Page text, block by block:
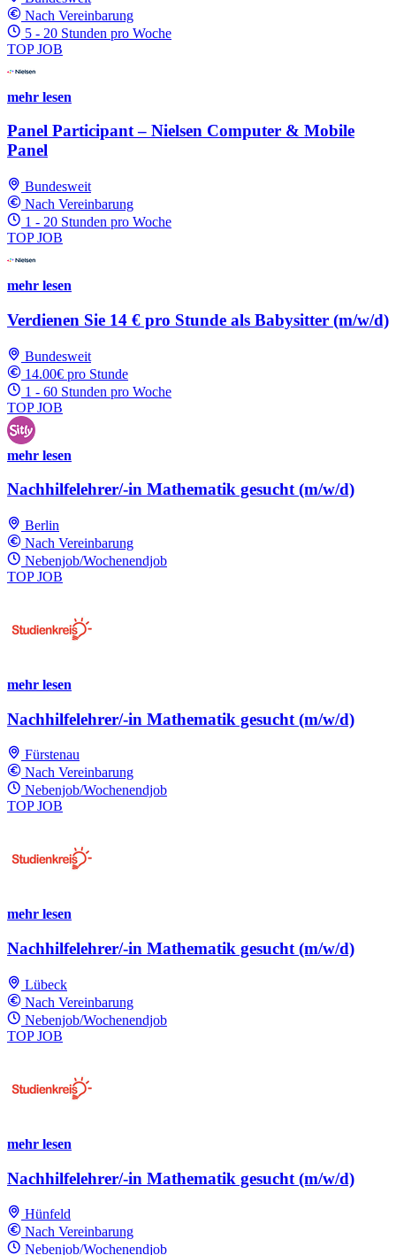
Nach Vereinbarung
5 - 20 Stunden pro Woche
TOP JOB
mehr lesen
Panel Participant – Nielsen Computer & Mobile
Panel
Bundesweit
Nach Vereinbarung
1 - 20 Stunden pro Woche
TOP JOB
mehr lesen
Verdienen Sie 14 € pro Stunde als Babysitter (m/w/d)
Bundesweit
14.00€ pro Stunde
1 - 60 Stunden pro Woche
TOP JOB
mehr lesen
Nachhilfelehrer/-in Mathematik gesucht (m/w/d)
Berlin
Nach Vereinbarung
Nebenjob/Wochenendjob
TOP JOB
mehr lesen
Nachhilfelehrer/-in Mathematik gesucht (m/w/d)
Fürstenau
Nach Vereinbarung
Nebenjob/Wochenendjob
TOP JOB
mehr lesen
Nachhilfelehrer/-in Mathematik gesucht (m/w/d)
Lübeck
Nach Vereinbarung
Nebenjob/Wochenendjob
TOP JOB
mehr lesen
Nachhilfelehrer/-in Mathematik gesucht (m/w/d)
Hünfeld
Nach Vereinbarung
Nebenjob/Wochenendjob